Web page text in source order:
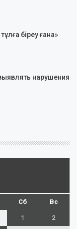
біреу ғана»
нарушения
Сб Вс
1 2